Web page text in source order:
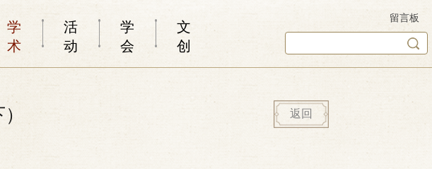
学
术
活
动
学
会
文
创
留言板
返回